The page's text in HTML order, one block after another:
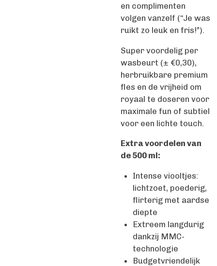
en complimenten
volgen vanzelf (“Je was
ruikt zo leuk en fris!”).
Super voordelig per
wasbeurt (± €0,30),
herbruikbare premium
fles en de vrijheid om
royaal te doseren voor
maximale fun of subtiel
voor een lichte touch.
Extra voordelen van
de 500 ml:
Intense viooltjes:
lichtzoet, poederig,
flirterig met aardse
diepte
Extreem langdurig
dankzij MMC-
technologie
Budgetvriendelijk